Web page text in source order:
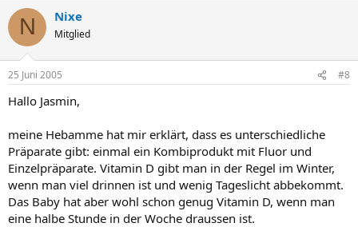
N Nixe
Mitglied
25 Juni 2005 #8
Hallo Jasmin,
meine Hebamme hat mir erklärt, dass es unterschiedliche
Präparate gibt: einmal ein Kombiprodukt mit Fluor und
Einzelpräparate. Vitamin D gibt man in der Regel im Winter,
wenn man viel drinnen ist und wenig Tageslicht abbekommt.
Das Baby hat aber wohl schon genug Vitamin D, wenn man
eine halbe Stunde in der Woche draussen ist.